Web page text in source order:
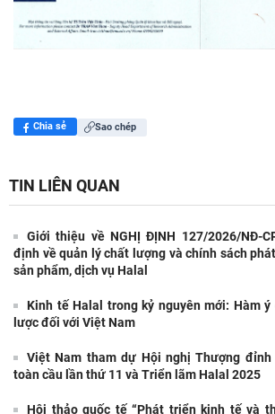
Chia sẻ Sao chép
TIN LIÊN QUAN
Giới thiệu về NGHỊ ĐỊNH 127/2026/NĐ-
định về quản lý chất lượng và chính sách
sản phẩm, dịch vụ Halal
Kinh tế Halal trong kỷ nguyên mới: Hàm ý
lược đối với Việt Nam
Việt Nam tham dự Hội nghị Thượng đỉnh
toàn cầu lần thứ 11 và Triển lãm Halal 2025
Hội thảo quốc tế “Phát triển kinh tế và